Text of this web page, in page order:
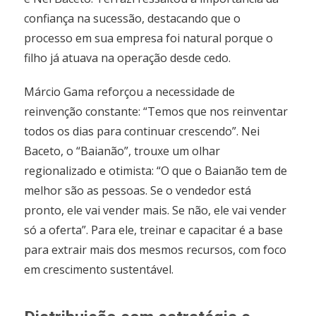
confiança na sucessão, destacando que o
processo em sua empresa foi natural porque o
filho já atuava na operação desde cedo.
Márcio Gama reforçou a necessidade de
reinvenção constante: “Temos que nos reinventar
todos os dias para continuar crescendo”. Nei
Baceto, o “Baianão”, trouxe um olhar
regionalizado e otimista: “O que o Baianão tem de
melhor são as pessoas. Se o vendedor está
pronto, ele vai vender mais. Se não, ele vai vender
só a oferta”. Para ele, treinar e capacitar é a base
para extrair mais dos mesmos recursos, com foco
em crescimento sustentável.